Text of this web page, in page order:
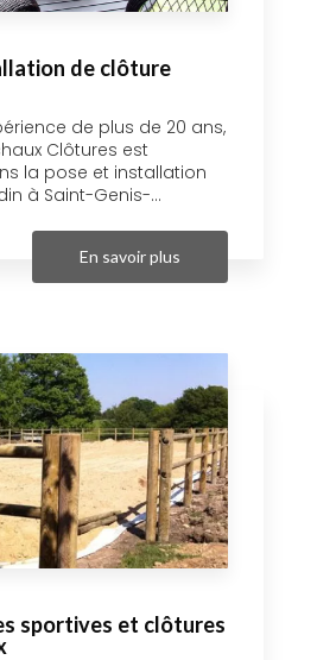
de clôture
de plus de 20 ans,
Clôtures est
la pose et installation
à Saint-Genis-...
En savoir plus
sportives et clôtures